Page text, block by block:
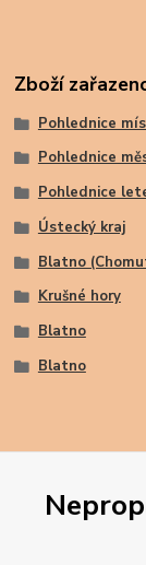
Zboží
Pohlednice
Pohlednice
Pohlednice
Ústecký kraj
Blatno
Krušné hory
Blatno
Blatno